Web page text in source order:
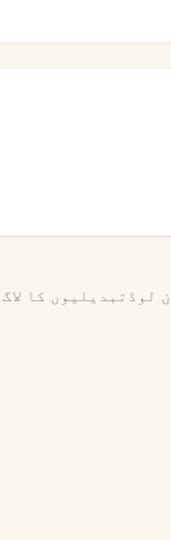
لوڈ تبدیلیوں کا لاگ